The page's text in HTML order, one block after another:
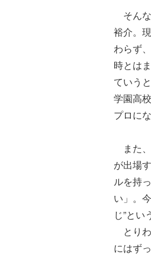
そん
裕介。
わらず
時とは
ていう
学園高
プロに
また
が出場
ルを持
い」。
じ”とい
とり
にはず